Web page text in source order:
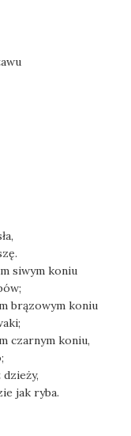
siwym koniu
brązowym koniu
czarnym koniu,
jak ryba.